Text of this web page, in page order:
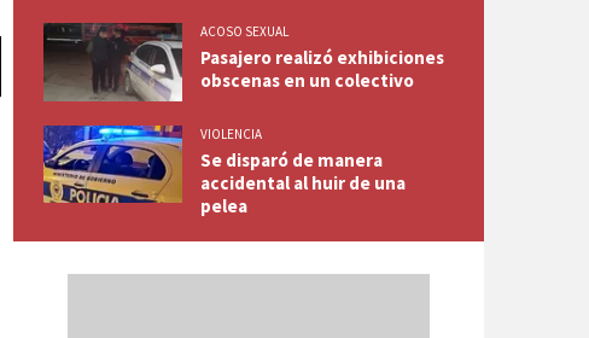
ACOSO SEXUAL
Pasajero realizó exhibiciones
obscenas en un colectivo
VIOLENCIA
Se disparó de manera
accidental al huir de una
pelea